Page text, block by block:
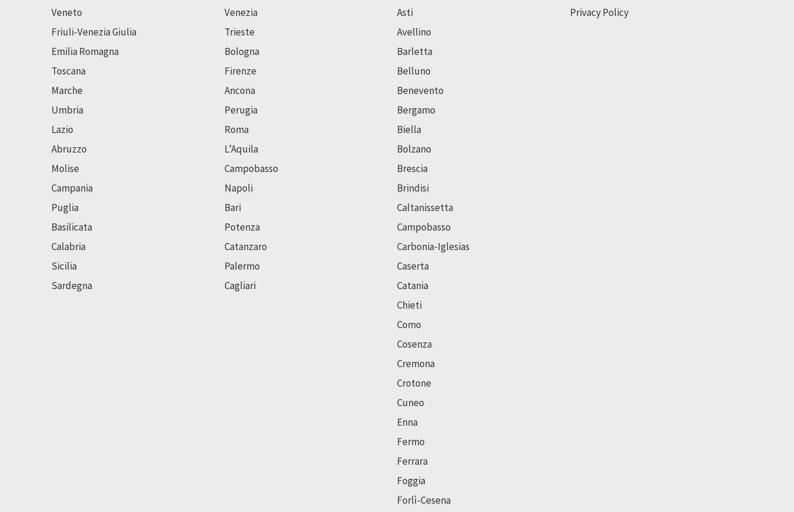
Veneto
Friuli-Venezia Giulia
Emilia Romagna
Toscana
Marche
Umbria
Lazio
Abruzzo
Molise
Campania
Puglia
Basilicata
Calabria
Sicilia
Sardegna
Venezia
Trieste
Bologna
Firenze
Ancona
Perugia
Roma
L’Aquila
Campobasso
Napoli
Bari
Potenza
Catanzaro
Palermo
Cagliari
Asti
Avellino
Barletta
Belluno
Benevento
Bergamo
Biella
Bolzano
Brescia
Brindisi
Caltanissetta
Campobasso
Carbonia-Iglesias
Caserta
Catania
Chieti
Como
Cosenza
Cremona
Crotone
Cuneo
Enna
Fermo
Ferrara
Foggia
Forlì-Cesena
Privacy Policy